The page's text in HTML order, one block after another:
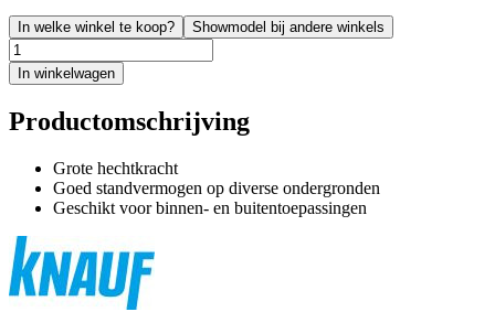
In welke winkel te koop? Showmodel bij andere winkels
In winkelwagen
Productomschrijving
Grote hechtkracht
Goed standvermogen op diverse ondergronden
Geschikt voor binnen- en buitentoepassingen